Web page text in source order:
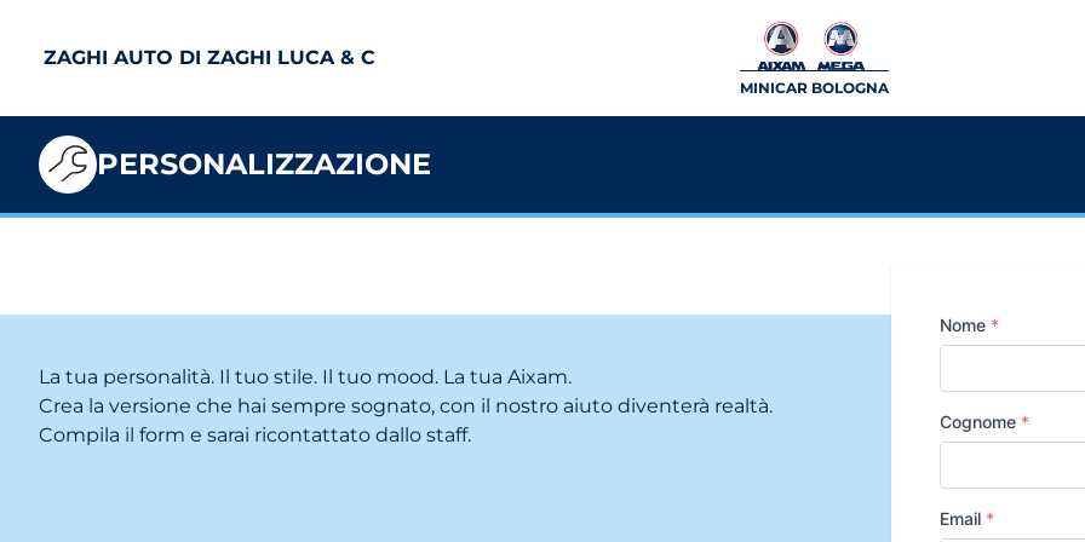
ZAGHI AUTO DI ZAGHI LUCA & C
MINICAR BOLOGNA
PERSONALIZZAZIONE
La tua personalità. Il tuo stile. Il tuo mood. La tua Aixam.
Crea la versione che hai sempre sognato, con il nostro aiuto diventerà realtà.
Compila il form e sarai ricontattato dallo staff.
Nome *
Cognome *
Email *